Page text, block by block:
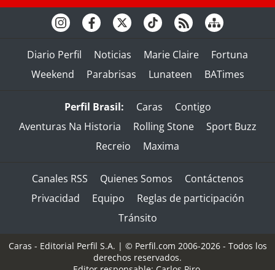
Diario Perfil Noticias Marie Claire
Fortuna
Weekend
Parabrisas Lunateen BATimes
Perfil Brasil: Caras
Contigo
Aventuras Na Historia
Rolling Stone
Sport Buzz
Recreio
Maxima
Canales RSS Quienes Somos
Contáctenos
Privacidad
Equipo
Reglas de participación
Tránsito
Caras - Editorial Perfil S.A. | © Perfil.com 2006-2026 - Todos los
derechos reservados.